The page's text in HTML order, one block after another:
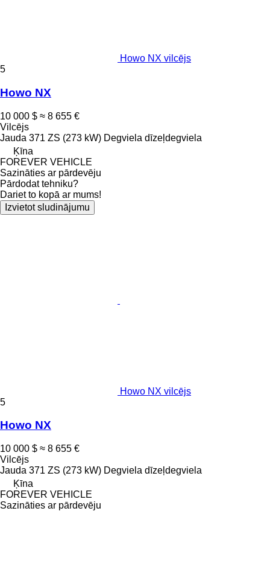
Howo NX vilcējs
5
Howo NX
10 000 $ ≈ 8 655 €
Vilcējs
Jauda 371 ZS (273 kW) Degviela dīzeļdegviela
Ķīna
FOREVER VEHICLE
Sazināties ar pārdevēju
Pārdodat tehniku?
Dariet to kopā ar mums!
Izvietot sludinājumu
Howo NX vilcējs
5
Howo NX
10 000 $ ≈ 8 655 €
Vilcējs
Jauda 371 ZS (273 kW) Degviela dīzeļdegviela
Ķīna
FOREVER VEHICLE
Sazināties ar pārdevēju